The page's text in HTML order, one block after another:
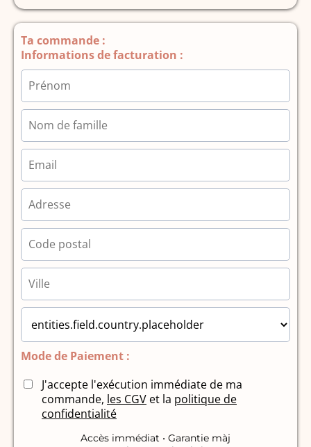
Ta commande :
Informations de facturation :
Mode de Paiement :
J'accepte l'exécution immédiate de ma
commande, les CGV et la politique de
confidentialité
Accès immédiat • Garantie màj